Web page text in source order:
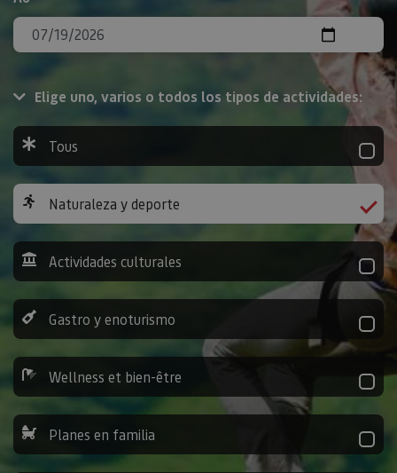
Elige uno, varios o todos los tipos de actividades:
Tous
Naturaleza y deporte
Actividades culturales
Gastro y enoturismo
Wellness et bien-être
Planes en familia